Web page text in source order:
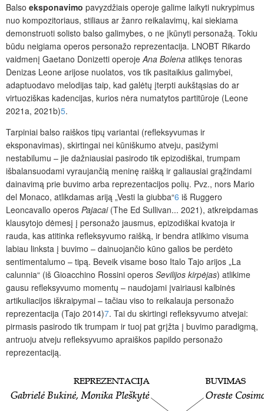
Balso eksponavimo pavyzdžiais operoje galime laikyti nukrypimus
nuo kompozitoriaus, stiliaus ar žanro reikalavimų, kai siekiama
demonstruoti solisto balso galimybes, o ne įkūnyti personažą. Tokiu
būdu neigiama operos personažo reprezentacija. LNOBT Rikardo
vaidmenį Gaetano Donizetti operoje Ana Bolena atlikęs tenoras
Denizas Leone arijose nuolatos, vos tik pasitaikius galimybei,
adaptuodavo melodijas taip, kad galėtų įterpti aukštąsias do ar
virtuoziškas kadencijas, kurios nėra numatytos partitūroje (Leone
2021a, 2021b)5.
Tarpiniai balso raiškos tipų variantai (refleksyvumas ir
eksponavimas), skirtingai nei kūniškumo atveju, pasižymi
nestabilumu – jie dažniausiai pasirodo tik epizodiškai, trumpam
išbalansuodami vyraujančią meninę raišką ir galiausiai grąžindami
dainavimą prie buvimo arba reprezentacijos polių. Pvz., nors Mario
del Monaco, atlikdamas ariją „Vesti la giubba“6 iš Ruggero
Leoncavallo operos Pajacai (The Ed Sullivan... 2021), atkreipdamas
klausytojo dėmesį į personažo jausmus, epizodiškai kvatoja ir
rauda, kas atitinka refleksyvumo raišką, ir bendra atlikimo visuma
labiau linksta į buvimo – dainuojančio kūno galios be perdėto
sentimentalumo – tipą. Beveik visame boso Italo Tajo arijos „La
calunnia“ (iš Gioacchino Rossini operos Sevilijos kirpėjas) atlikime
gausu refleksyvumo momentų – naudojami įvairiausi kalbinės
artikuliacijos iškraipymai – tačiau viso to reikalauja personažo
reprezentacija (Tajo 2014)7. Tai du skirtingi refleksyvumo atvejai:
pirmasis pasirodo tik trumpam ir tuoj pat grįžta į buvimo paradigmą,
antruoju atveju refleksyvumo apraiškos papildo personažo
reprezentaciją.